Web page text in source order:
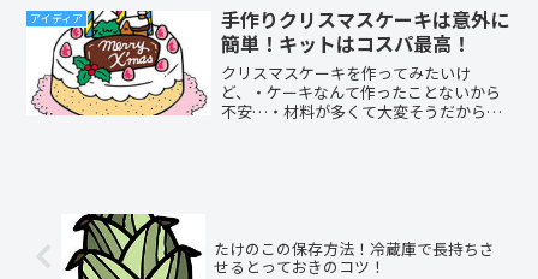
すか？？お手入れ方法って言っても、洗
うだけでしょ！？と思っている人も少な
くないと思います。水筒を長持ちさせる
ためにも、正しいお手入れ方法を知って
おきましょう！！
アイディア
手作りクリスマスケーキは意外に
簡単！キットはコスパ最高！
クリスマスケーキを作ってみたいけ
ど、・ケーキなんて作ったことないから
不安…・材料が多くて大変そうだから、
たけのこの保存方法！冷蔵庫で長持ちさ
せるとっておきのコツ！